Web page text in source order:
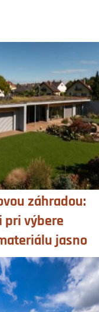
záhradou:
pri výbere
jasno